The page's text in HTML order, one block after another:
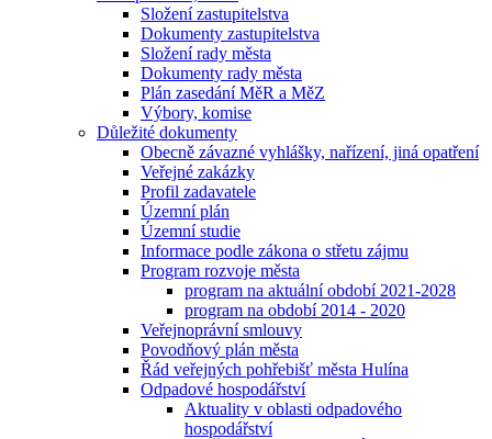
Složení zastupitelstva
Dokumenty zastupitelstva
Složení rady města
Dokumenty rady města
Plán zasedání MěR a MěZ
Výbory, komise
Důležité dokumenty
Obecně závazné vyhlášky, nařízení, jiná opatření
Veřejné zakázky
Profil zadavatele
Územní plán
Územní studie
Informace podle zákona o střetu zájmu
Program rozvoje města
program na aktuální období 2021-2028
program na období 2014 - 2020
Veřejnoprávní smlouvy
Povodňový plán města
Řád veřejných pohřebišť města Hulína
Odpadové hospodářství
Aktuality v oblasti odpadového
hospodářství